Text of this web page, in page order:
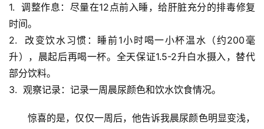
史
档
案
宇
宙
天
1. 调整作息 ：尽量在12点前入睡，给肝脏充分的排毒修复
时间。
2. 改变饮水习惯 ：睡前1小时喝一小杯温水（约200毫
升），晨起后再喝一杯。全天保证1.5-2升白水摄入，替代
部分饮料。
3. 观察记录 ：记录一周晨尿颜色和饮水饮食情况。
惊喜的是，仅仅一周后，他告诉我晨尿颜色明显变浅，